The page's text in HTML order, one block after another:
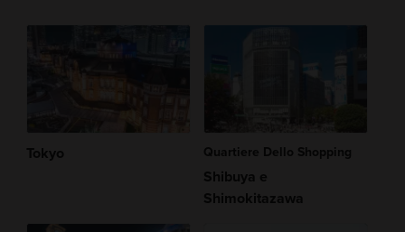
Tokyo Quartiere Dello Shopping
Shibuya e
Shimokitazawa